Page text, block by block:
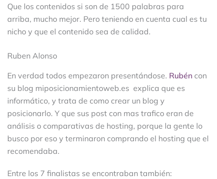
Que los contenidos si son de 1500 palabras para
arriba, mucho mejor. Pero teniendo en cuenta cual es tu
nicho y que el contenido sea de calidad.
Ruben Alonso
En verdad todos empezaron presentándose. Rubén con
su blog miposicionamientoweb.es explica que es
informático, y trata de como crear un blog y
posicionarlo. Y que sus post con mas trafico eran de
análisis o comparativas de hosting, porque la gente lo
busco por eso y terminaron comprando el hosting que el
recomendaba.
Entre los 7 finalistas se encontraban también: